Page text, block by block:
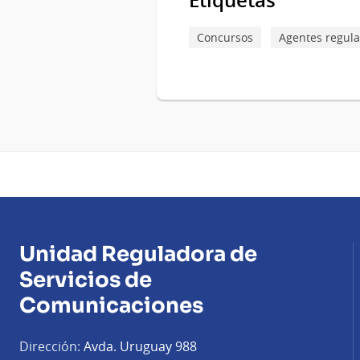
Concursos Agentes
Unidad Reguladora de
Servicios de
Comunicaciones
Dirección: Avda. Uruguay 988